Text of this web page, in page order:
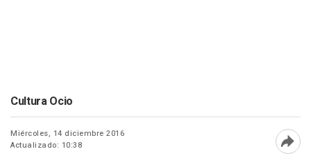
Cultura Ocio
Miércoles, 14 diciembre 2016
Actualizado: 10:38